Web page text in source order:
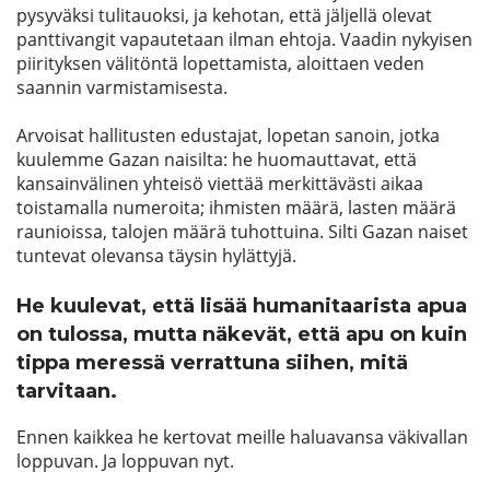
pysyväksi tulitauoksi, ja kehotan, että jäljellä olevat
panttivangit vapautetaan ilman ehtoja. Vaadin nykyisen
piirityksen välitöntä lopettamista, aloittaen veden
saannin varmistamisesta.
Arvoisat hallitusten edustajat, lopetan sanoin, jotka
kuulemme Gazan naisilta: he huomauttavat, että
kansainvälinen yhteisö viettää merkittävästi aikaa
toistamalla numeroita; ihmisten määrä, lasten määrä
raunioissa, talojen määrä tuhottuina. Silti Gazan naiset
tuntevat olevansa täysin hylättyjä.
He kuulevat, että lisää humanitaarista apua
on tulossa, mutta näkevät, että apu on kuin
tippa meressä verrattuna siihen, mitä
tarvitaan.
Ennen kaikkea he kertovat meille haluavansa väkivallan
loppuvan. Ja loppuvan nyt.